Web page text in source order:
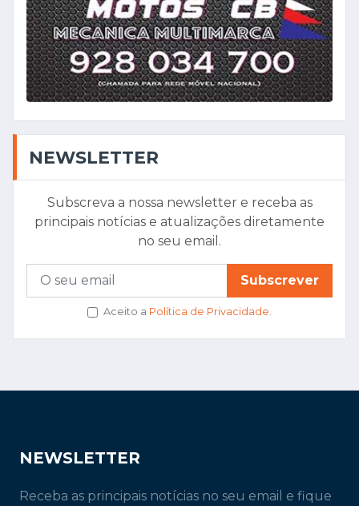
NEWSLETTER
Subscreva a nossa newsletter e receba as
principais notícias e atualizações diretamente
no seu email.
Subscrever
Aceito a Política de Privacidade
NEWSLETTER
Receba as principais notícias no seu email e fique